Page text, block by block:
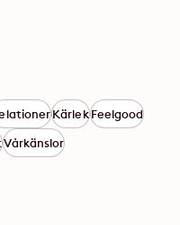
KärlekFeelgood
Vårkänslor